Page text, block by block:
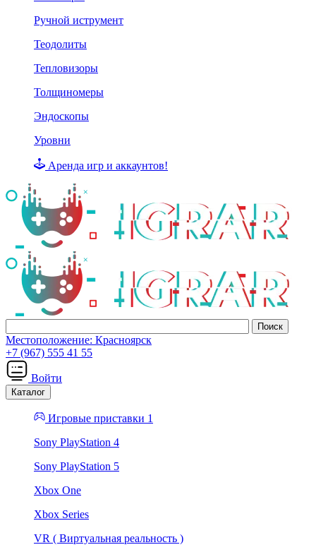
Ручной иструмент
Теодолиты
Тепловизоры
Толщиномеры
Эндоскопы
Уровни
Аренда игр и аккаунтов!
Местоположение: Красноярск
+7 (967) 555 41 55
Войти
Каталог
Игровые приставки 1
Sony PlayStation 4
Sony PlayStation 5
Xbox One
Xbox Series
VR ( Виртуальная реальность )